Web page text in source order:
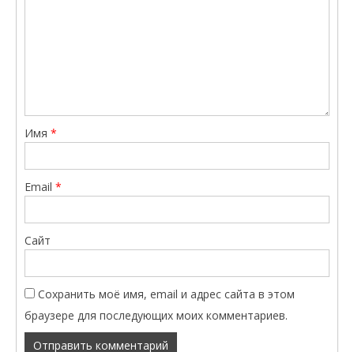
Имя *
Email *
Сайт
Сохранить моё имя, email и адрес сайта в этом
браузере для последующих моих комментариев.